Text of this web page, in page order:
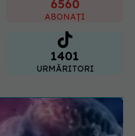
1401
URMĂRITORI